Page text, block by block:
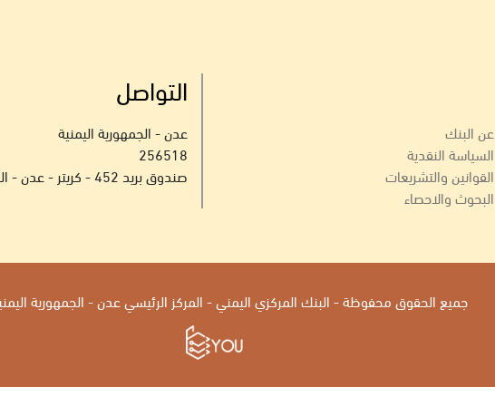
عن البنك
السياسة النقدية
القوانين والتشريعات
البحوث والاحصاء
التواصل
عدن - الجمهورية اليمنية
256518
صندوق بريد 452 - كريتر - عدن - الجمهورية اليمنية
جميع الحقوق محفوظة - البنك المركزي اليمني - المركز الرئيسي عدن - الجمهورية اليمنية